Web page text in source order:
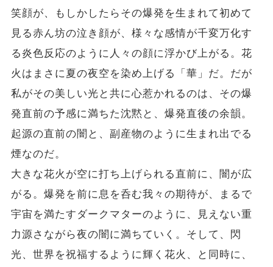
笑顔が、もしかしたらその爆発を生まれて初めて
見る赤ん坊の泣き顔が、様々な感情が千変万化す
る炎色反応のように人々の顔に浮かび上がる。花
火はまさに夏の夜空を染め上げる「華」だ。だが
私がその美しい光と共に心惹かれるのは、その爆
発直前の予感に満ちた沈黙と、爆発直後の余韻。
起源の直前の闇と、副産物のように生まれ出でる
煙なのだ。
大きな花火が空に打ち上げられる直前に、闇が広
がる。爆発を前に息を呑む我々の期待が、まるで
宇宙を満たすダークマターのように、見えない重
力源さながら夜の闇に満ちていく。そして、閃
光、世界を祝福するように輝く花火、と同時に、